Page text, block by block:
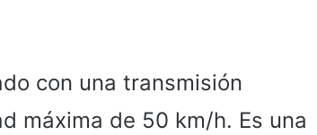
con una transmisión
máxima de 50 km/h. Es una